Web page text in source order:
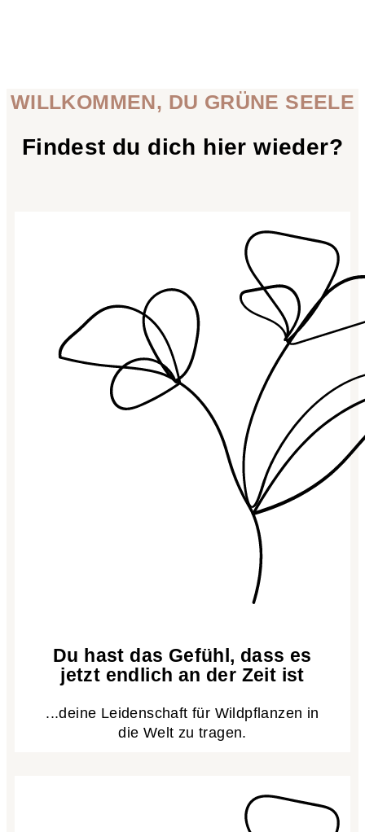
WILLKOMMEN, DU GRÜNE SEELE
Findest du dich hier wieder?
Du hast das Gefühl, dass es
jetzt endlich an der Zeit ist
...deine Leidenschaft für Wildpflanzen in
die Welt zu tragen.